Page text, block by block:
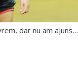
dar nu am ajuns…